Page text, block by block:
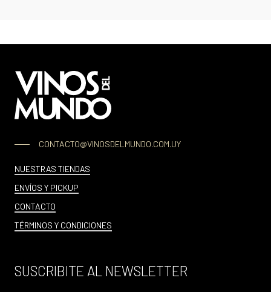
CONTACTO@VINOSDELMUNDO.COM.UY
NUESTRAS TIENDAS
ENVÍOS Y PICKUP
CONTACTO
TÉRMINOS Y CONDICIONES
SUSCRIBITE AL NEWSLETTER